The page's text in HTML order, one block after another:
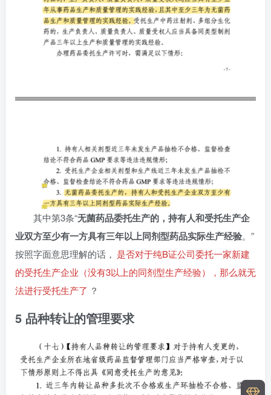
其中第3条“无菌药品委托生产的，持有人和受托生产企
业双方至少有一方具有三年以上同剂型药品实际生产经验。”
按照字面意思理解的话， 是否对于纯B证公司委托一家新建
的受托生产企业（没有3以上的同剂型生产经验），那么就无
法进行受托生产了 ？
5 品种转让的管理要求